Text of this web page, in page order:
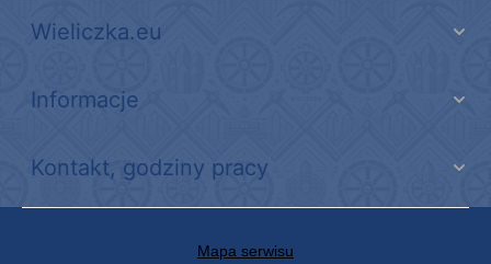
Wieliczka.eu
Informacje
Kontakt, godziny pracy
Mapa serwisu